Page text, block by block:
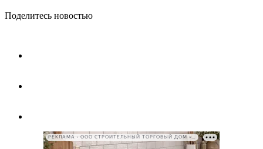
Поделитесь новостью
РЕКЛАМА • ООО СТРОИТЕЛЬНЫЙ ТОРГОВЫЙ ДОМ «ПЕТРОВИЧ», ИНН 7802348846